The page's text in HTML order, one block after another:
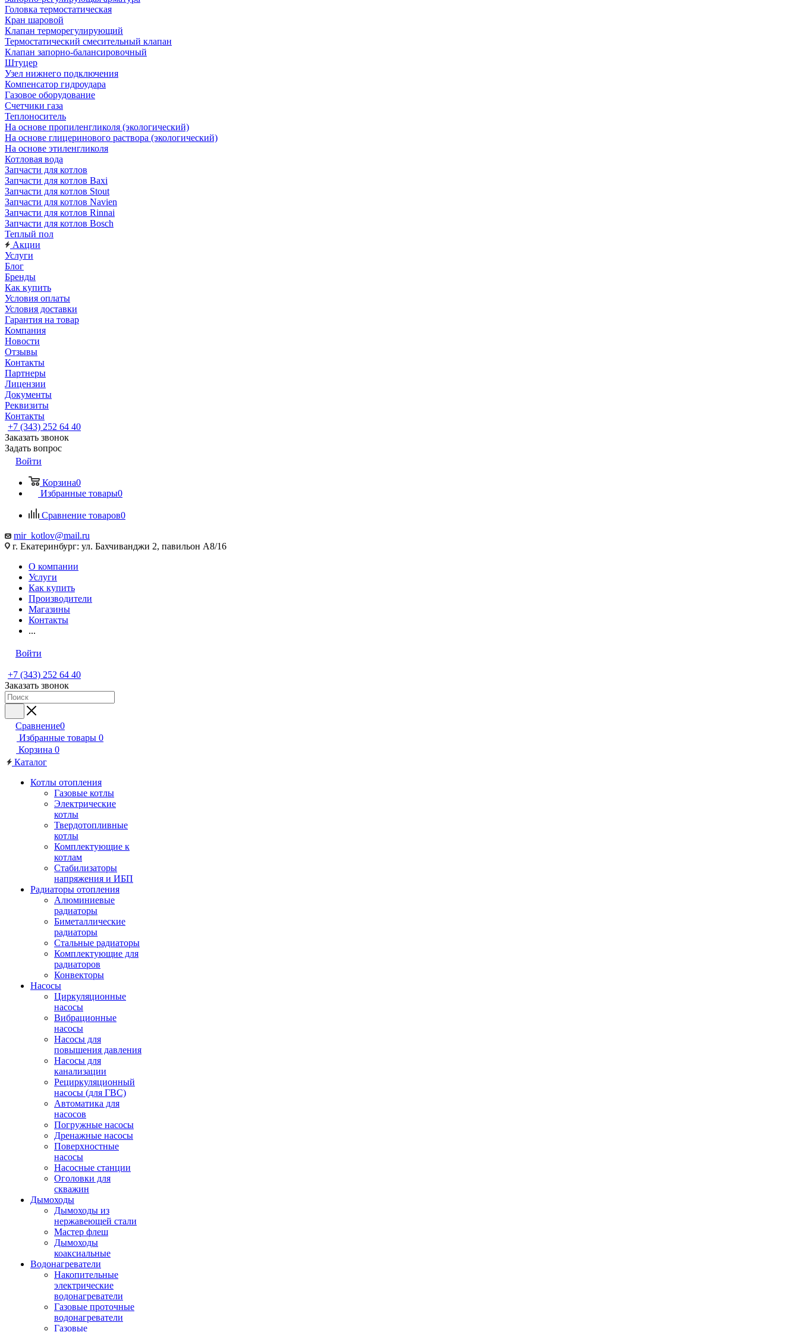
Головка термостатическая
Кран шаровой
Клапан терморегулирующий
Термостатический смесительный клапан
Клапан запорно-балансировочный
Штуцер
Узел нижнего подключения
Компенсатор гидроудара
Газовое оборудование
Счетчики газа
Теплоноситель
На основе пропиленгликоля (экологический)
На основе глицеринового раствора (экологический)
На основе этиленгликоля
Котловая вода
Запчасти для котлов
Запчасти для котлов Baxi
Запчасти для котлов Stout
Запчасти для котлов Navien
Запчасти для котлов Rinnai
Запчасти для котлов Bosch
Теплый пол
Акции
Услуги
Блог
Бренды
Как купить
Условия оплаты
Условия доставки
Гарантия на товар
Компания
Новости
Отзывы
Контакты
Партнеры
Лицензии
Документы
Реквизиты
Контакты
+7 (343) 252 64 40
Заказать звонок
Задать вопрос
Войти
Корзина0
Избранные товары0
Сравнение товаров0
mir_kotlov@mail.ru
г. Екатеринбург: ул. Бахчиванджи 2, павильон А8/16
О компании
Услуги
Как купить
Производители
Магазины
Контакты
...
Войти
+7 (343) 252 64 40
Заказать звонок
Сравнение0
Избранные товары 0
Корзина 0
Каталог
Котлы отопления
Газовые котлы
Электрические
котлы
Твердотопливные
котлы
Комплектующие к
котлам
Стабилизаторы
напряжения и ИБП
Радиаторы отопления
Алюминиевые
радиаторы
Биметаллические
радиаторы
Стальные радиаторы
Комплектующие для
радиаторов
Конвекторы
Насосы
Циркуляционные
насосы
Вибрационные
насосы
Насосы для
повышения давления
Насосы для
канализации
Рециркуляционный
насосы (для ГВС)
Автоматика для
насосов
Погружные насосы
Дренажные насосы
Поверхностные
насосы
Насосные станции
Оголовки для
скважин
Дымоходы
Дымоходы из
нержавеющей стали
Мастер флеш
Дымоходы
коаксиальные
Водонагреватели
Накопительные
электрические
водонагреватели
Газовые проточные
водонагреватели
Газовые